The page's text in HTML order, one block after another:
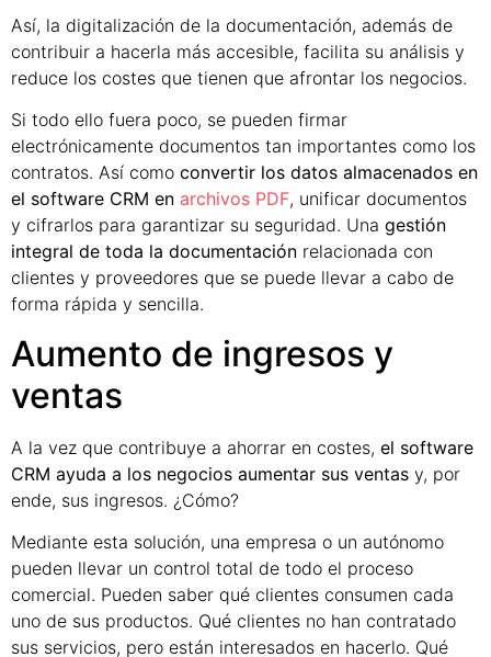
Así, la digitalización de la documentación, además de
contribuir a hacerla más accesible, facilita su análisis y
reduce los costes que tienen que afrontar los negocios.
Si todo ello fuera poco, se pueden firmar
electrónicamente documentos tan importantes como los
contratos. Así como convertir los datos almacenados en
el software CRM en archivos PDF, unificar documentos
y cifrarlos para garantizar su seguridad. Una gestión
integral de toda la documentación relacionada con
clientes y proveedores que se puede llevar a cabo de
forma rápida y sencilla.
Aumento de ingresos y
ventas
A la vez que contribuye a ahorrar en costes, el software
CRM ayuda a los negocios aumentar sus ventas y, por
ende, sus ingresos. ¿Cómo?
Mediante esta solución, una empresa o un autónomo
pueden llevar un control total de todo el proceso
comercial. Pueden saber qué clientes consumen cada
uno de sus productos. Qué clientes no han contratado
sus servicios, pero están interesados en hacerlo. Qué